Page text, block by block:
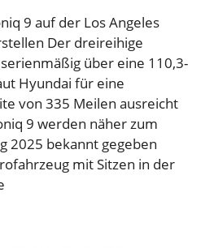
9 auf der Los Angeles
Der dreireihige
über eine 110,3-
Hyundai für eine
von 335 Meilen ausreicht
9 werden näher zum
2025 bekannt gegeben
mit Sitzen in der